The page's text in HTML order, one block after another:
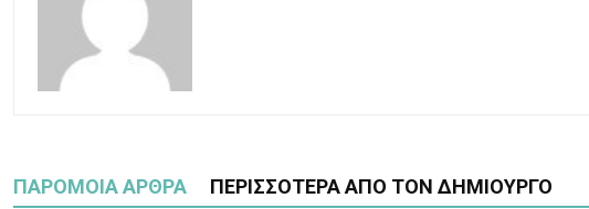
ΠΑΡΟΜΟΙΑ ΑΡΘΡΑ ΠΕΡΙΣΣΟΤΕΡΑ ΑΠΟ ΤΟΝ ΔΗΜΙΟΥΡΓΟ